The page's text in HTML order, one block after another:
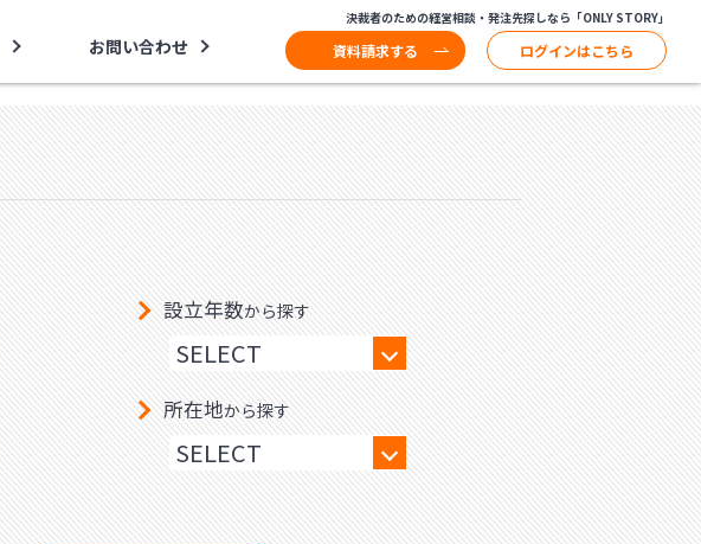
お問い合わせ
決裁者のための経営相談・発注先探しなら「ONLY STORY」
資料請求する ログインはこちら
設立年数から探す
所在地から探す